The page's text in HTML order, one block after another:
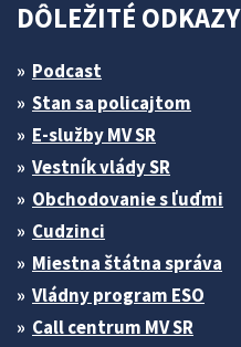
DÔLEŽITÉ ODKAZY
Podcast
Stan sa policajtom
E-služby MV SR
Vestník vlády SR
Obchodovanie s ľuďmi
Cudzinci
Miestna štátna správa
Vládny program ESO
Call centrum MV SR